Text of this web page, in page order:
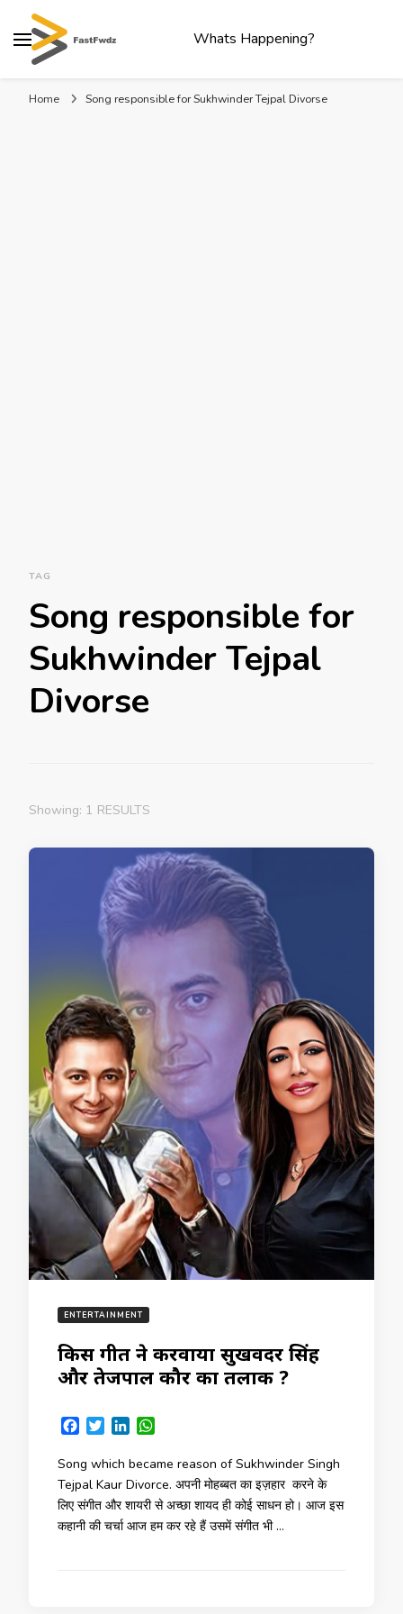
Whats Happening?
Home Song responsible for Sukhwinder Tejpal Divorse
TAG
Song responsible for
Sukhwinder Tejpal
Divorse
Showing: 1 RESULTS
ENTERTAINMENT
किस गीत ने करवाया सुखविंदर सिंह
और तेजपाल कौर का तलाक ?
Facebook
TwitterLinkedIn
Song which became reason of Sukhwinder Singh
Tejpal Kaur Divorce. अपनी मोहब्बत का इज़हार करने के
लिए संगीत और शायरी से अच्छा शायद ही कोई साधन हो। आज इस
कहानी की चर्चा आज हम कर रहे हैं उसमें संगीत भी …